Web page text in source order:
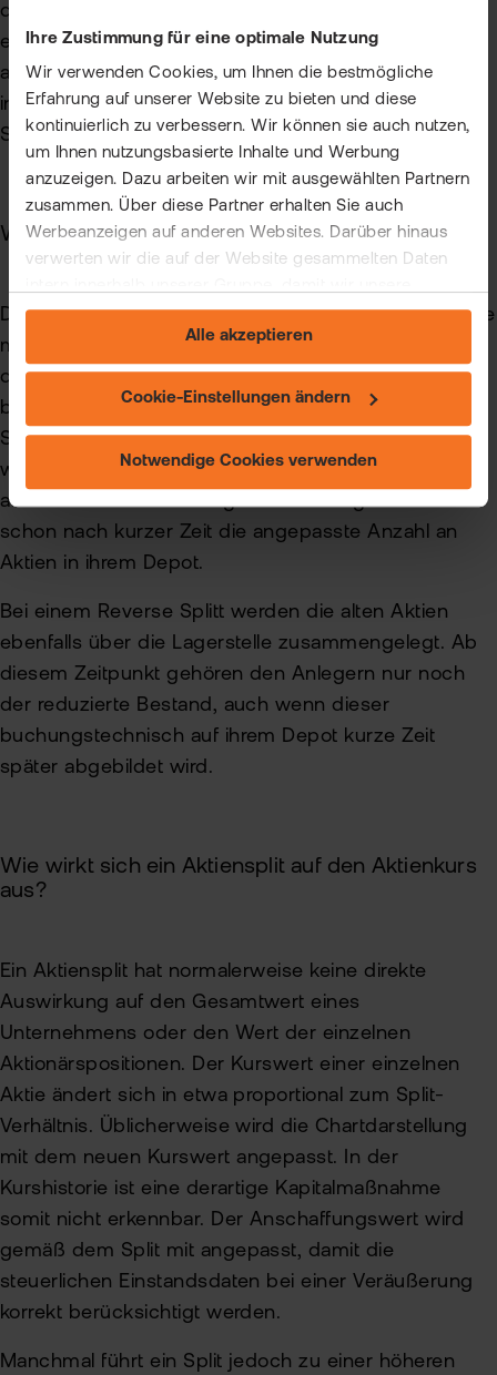
Ihre Zustimmung für eine optimale Nutzung
Wir verwenden Cookies, um Ihnen die bestmögliche
Erfahrung auf unserer Website zu bieten und diese
kontinuierlich zu verbessern. Wir können sie auch nutzen,
um Ihnen nutzungsbasierte Inhalte und Werbung
anzuzeigen. Dazu arbeiten wir mit ausgewählten Partnern
zusammen. Über diese Partner erhalten Sie auch
Werbeanzeigen auf anderen Websites. Darüber hinaus
verwerten wir die auf der Website gesammelten Daten
eigenen Angebote verbessern und Ihnen
maßgeschneiderte Werbung zeigen können. Sie können
Ihre freiwillige Einwilligung jederzeit widerrufen. Weitere
Informationen (auch zur Datenübermittlung) und
Einstellungsmöglichkeiten finden Sie unter "Cookie-
Alle akzeptieren
Cookie-Einstellungen ändern
Notwendige Cookies verwenden
das Unternehmen als stabiler und seriöser
erscheinen lässt. Schließlich kann ein Reverse-Split
auch eine strategische Neuausrichtung signalisieren,
insbesondere bei Unternehmen in finanziellen
Schwierigkeiten.
Wie läuft ein Aktiensplit ab?
Der Prozess eines Aktiensplits beginnt normalerweise
mit einer Ankündigung des Unternehmens, in der
das geplante Verhältnis und das Datum des Splits
bekannt gegeben werden. An diesem Tag wird der
Split effektiv durchgeführt und die neuen Aktien
werden an die Aktionäre verteilt. Das passiert
automatisch über die Lagerstelle. Anleger sehen
schon nach kurzer Zeit die angepasste Anzahl an
Aktien in ihrem Depot.
Bei einem Reverse Splitt werden die alten Aktien
ebenfalls über die Lagerstelle zusammengelegt. Ab
diesem Zeitpunkt gehören den Anlegern nur noch
der reduzierte Bestand, auch wenn dieser
buchungstechnisch auf ihrem Depot kurze Zeit
später abgebildet wird.
Wie wirkt sich ein Aktiensplit auf den Aktienkurs
aus?
Ein Aktiensplit hat normalerweise keine direkte
Auswirkung auf den Gesamtwert eines
Unternehmens oder den Wert der einzelnen
Aktionärspositionen. Der Kurswert einer einzelnen
Aktie ändert sich in etwa proportional zum Split-
Verhältnis. Üblicherweise wird die Chartdarstellung
mit dem neuen Kurswert angepasst. In der
Kurshistorie ist eine derartige Kapitalmaßnahme
somit nicht erkennbar. Der Anschaffungswert wird
gemäß dem Split mit angepasst, damit die
steuerlichen Einstandsdaten bei einer Veräußerung
korrekt berücksichtigt werden.
Manchmal führt ein Split jedoch zu einer höheren